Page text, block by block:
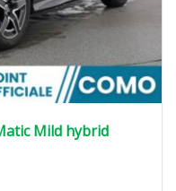
Mild hybrid